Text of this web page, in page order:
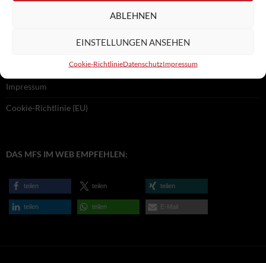
ABLEHNEN
EINSTELLUNGEN ANSEHEN
Cookie-RichtlinieDatenschutzImpressum
Impressum
Cookie-Richtlinie (EU)
DAS MFS IM WEB EMPFEHLEN:
teilen teilen teilen
teilen teilen E-Mail